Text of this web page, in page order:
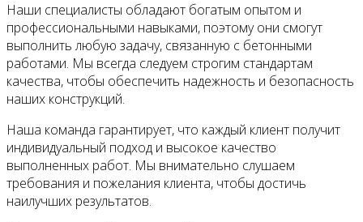
Наши специалисты обладают богатым опытом и
профессиональными навыками, поэтому они смогут
выполнить любую задачу, связанную с бетонными
работами. Мы всегда следуем строгим стандартам
качества, чтобы обеспечить надежность и безопасность
наших конструкций.
Наша команда гарантирует, что каждый клиент получит
индивидуальный подход и высокое качество
выполненных работ. Мы внимательно слушаем
требования и пожелания клиента, чтобы достичь
наилучших результатов.